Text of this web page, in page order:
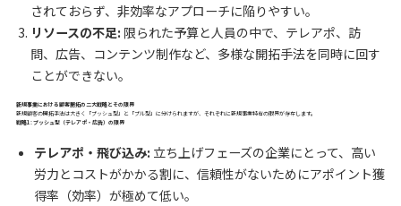
されておらず、非効率なアプローチに陥りやすい。
リソースの不足: 限られた予算と人員の中で、テレアポ、訪
問、広告、コンテンツ制作など、多様な開拓手法を同時に回す
ことができない。
新規事業における顧客開拓の二大戦略とその限界
新規顧客の開拓手法は大きく「プッシュ型」と「プル型」に分けられますが、それぞれに新規事業特有の限界が存在します。
戦略1: プッシュ型（テレアポ・広告）の限界
テレアポ・飛び込み: 立ち上げフェーズの企業にとって、高い
労力とコストがかかる割に、信頼性がないためにアポイント獲
得率（効率）が極めて低い。